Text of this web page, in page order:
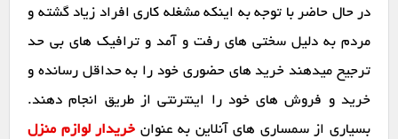
در حال حاضر با توجه به اینکه مشغله کاری افراد زیاد گشته و
مردم به دلیل سختی های رفت و آمد و ترافیک های بی حد
ترجیح میدهند خرید های حضوری خود را به حداقل رسانده و
خرید و فروش های خود را اینترنتی از طریق انجام دهند.
بسیاری از سمساری های آنلاین به عنوان خریدار لوازم منزل